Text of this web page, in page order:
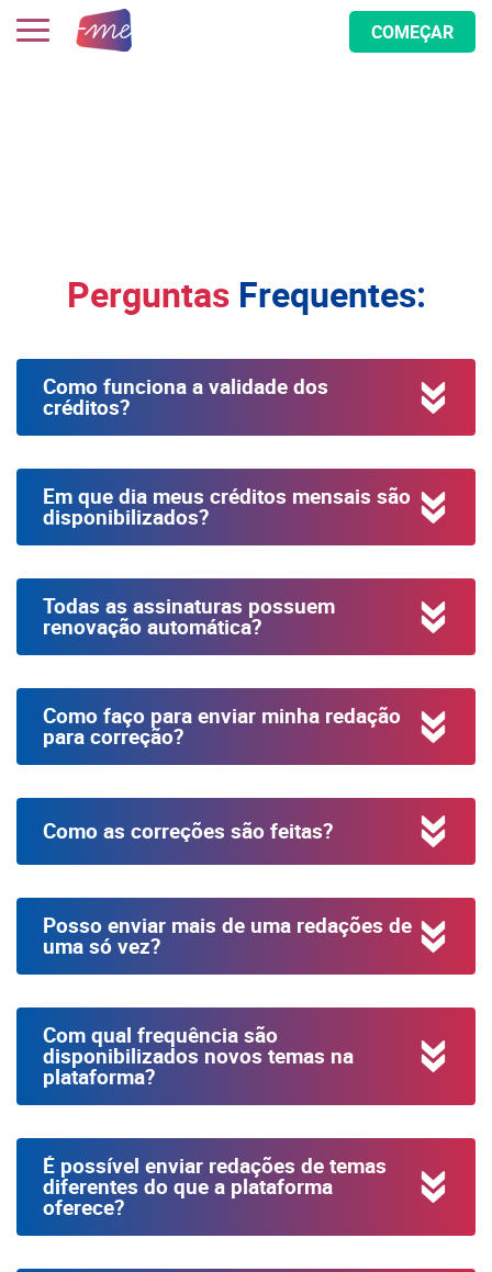
COMEÇAR
PerguntasFrequentes:
Como funciona a validade dos
créditos?
Em que dia meus créditos mensais são
disponibilizados?
Todas as assinaturas possuem
renovação automática?
Como faço para enviar minha redação
para correção?
Como as correções são feitas?
Posso enviar mais de uma redações de
uma só vez?
Com qual frequência são
disponibilizados novos temas na
plataforma?
É possível enviar redações de temas
diferentes do que a plataforma
oferece?